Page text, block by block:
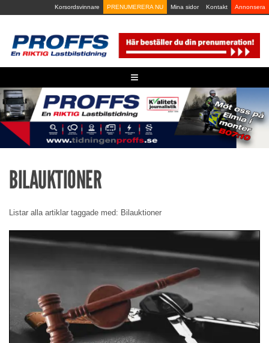
to
Korsordsvinnare PRENUMERERA NU Mina sidor Kontakt Annonsera
≡
BILAUKTIONER
Listar alla artiklar taggade med: Bilauktioner